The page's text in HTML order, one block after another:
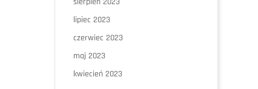
lipiec 2023
czerwiec 2023
maj 2023
kwiecień 2023